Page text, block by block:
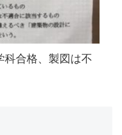
科合格、製図は不